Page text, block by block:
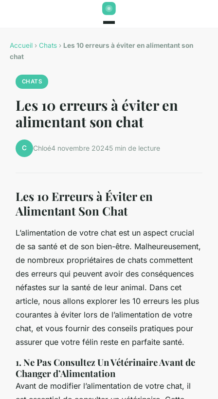
Accueil › Chats › Les 10 erreurs à éviter en alimentant son
chat
CHATS
Les 10 erreurs à éviter en
alimentant son chat
C Chloé4 novembre 20245 min de lecture
Les 10 Erreurs à Éviter en
Alimentant Son Chat
L’alimentation de votre chat est un aspect crucial
de sa santé et de son bien-être. Malheureusement,
de nombreux propriétaires de chats commettent
des erreurs qui peuvent avoir des conséquences
néfastes sur la santé de leur animal. Dans cet
article, nous allons explorer les 10 erreurs les plus
courantes à éviter lors de l’alimentation de votre
chat, et vous fournir des conseils pratiques pour
assurer que votre félin reste en parfaite santé.
1. Ne Pas Consultez Un Vétérinaire Avant de
Changer d’Alimentation
Avant de modifier l’alimentation de votre chat, il